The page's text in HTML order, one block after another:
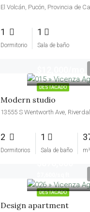
1
Dormitorio
1
Sala de baño
DESTACADO
Modern studio
13555 S Wentworth Ave,
2
Dormitorios
1
Sala de baño m²
DESTACADO
Design apartment